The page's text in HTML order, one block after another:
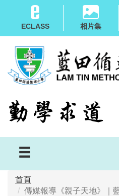
內
ECLASS 相片集
首頁
傳媒報導《親子天地》｜